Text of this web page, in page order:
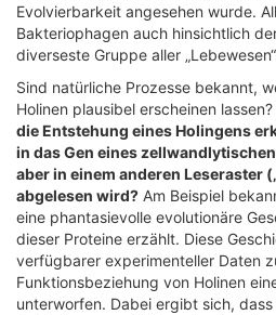
Evolvierbarkeit angesehen wurde.
Bakteriophagen auch hinsichtlich
diverseste Gruppe aller
Sind natürliche Prozesse bekannt,
Holinen plausibel erscheinen lassen?
die Entstehung eines Holingens
in das Gen eines
aber in einem anderen Leseraster
abgelesen wird? Am Beispiel
eine phantasievolle evolutionäre
dieser Proteine erzählt. Diese
verfügbarer experimenteller Daten
Funktionsbeziehung von Holinen
unterworfen. Dabei ergibt sich,